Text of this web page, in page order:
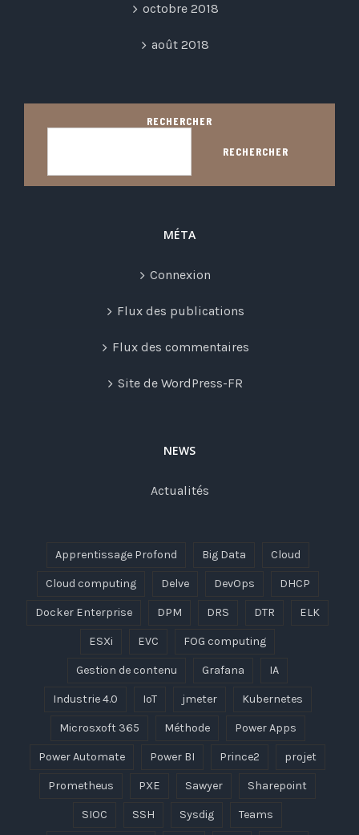
octobre 2018
août 2018
RECHERCHER
RECHERCHER
MÉTA
Connexion
Flux des publications
Flux des commentaires
Site de WordPress-FR
NEWS
Actualités
Apprentissage Profond Big Data Cloud
Cloud computing Delve DevOps DHCP
Docker Enterprise DPM DRS DTR ELK
ESXi EVC FOG computing
Gestion de contenu Grafana IA
Industrie 4.0 IoT jmeter Kubernetes
Microsxoft 365 Méthode Power Apps
Power Automate Power BI Prince2 projet
Prometheus PXE Sawyer Sharepoint
SIOC SSH Sysdig Teams